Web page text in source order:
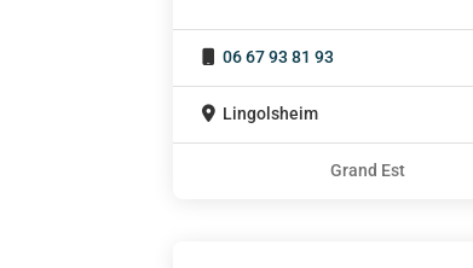
06 67 93 81 93
Lingolsheim
Grand Est